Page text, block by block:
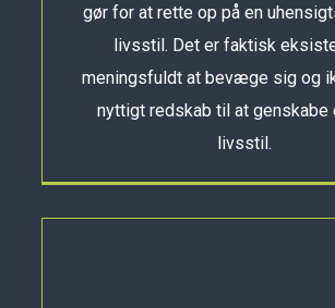
gør for at rette op på en
livsstil. Det er faktisk
meningsfuldt at bevæge sig og
nyttigt redskab til at genskabe
livsstil.